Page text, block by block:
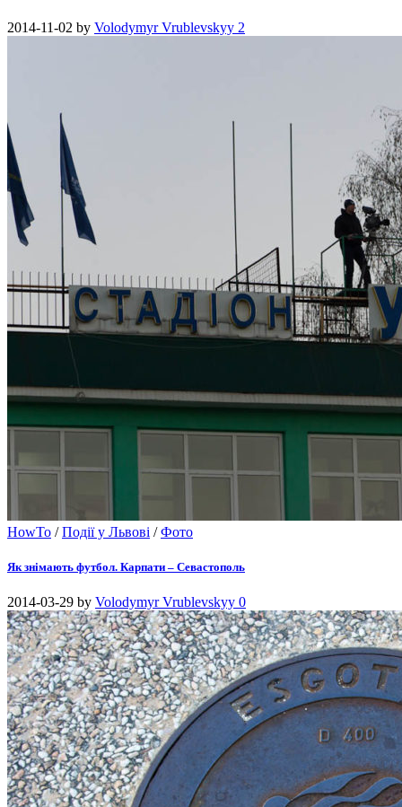
2014-11-02 by Volodymyr Vrublevskyy 2
HowTo /Події у Львові /Фото
Як знімають футбол. Карпати – Севастополь
2014-03-29 by Volodymyr Vrublevskyy 0